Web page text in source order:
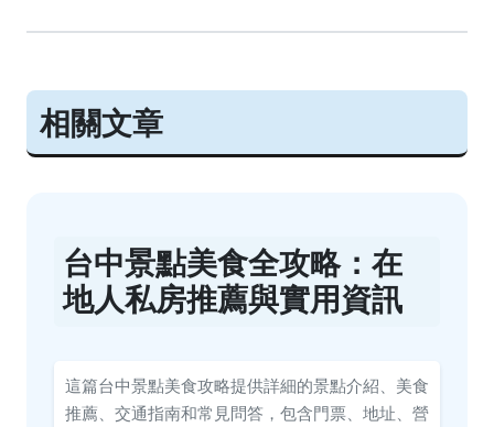
相關文章
台中景點美食全攻略：在
地人私房推薦與實用資訊
這篇台中景點美食攻略提供詳細的景點介紹、美食
推薦、交通指南和常見問答，包含門票、地址、營